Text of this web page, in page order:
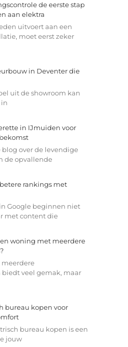
de eerste stap
aan elektra
uitvoert aan een
moet eerst zeker
in Deventer die
uit de showroom kan
in IJmuiden voor
over de levendige
de opvallende
rankings met
Google beginnen niet
met content die
woning met meerdere
veel gemak, maar
bureau kopen voor
bureau kopen is een
jouw